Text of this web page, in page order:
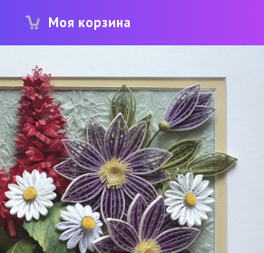
Моя корзина